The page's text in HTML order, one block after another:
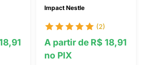
Impact Nestle
(2)
A partir de R$ 18,91
no PIX